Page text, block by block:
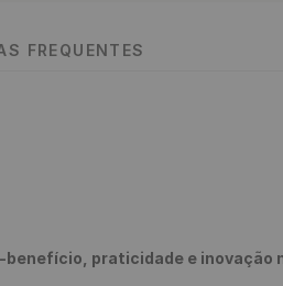
FREQUENTES
praticidade e inovação